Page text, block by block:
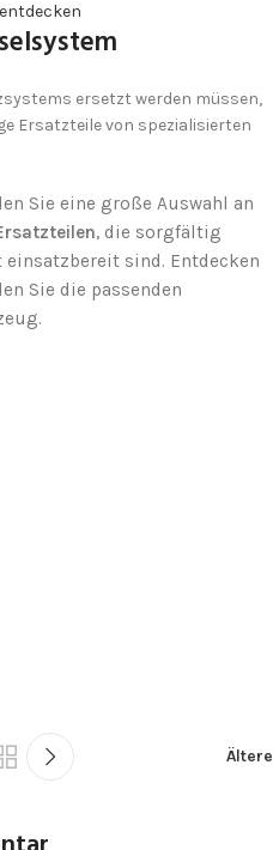
ersetzt werden müssen,
Ersatzteile von spezialisierten
Sie eine große Auswahl an
, die sorgfältig
sind. Entdecken
Sie die passenden
Ältere